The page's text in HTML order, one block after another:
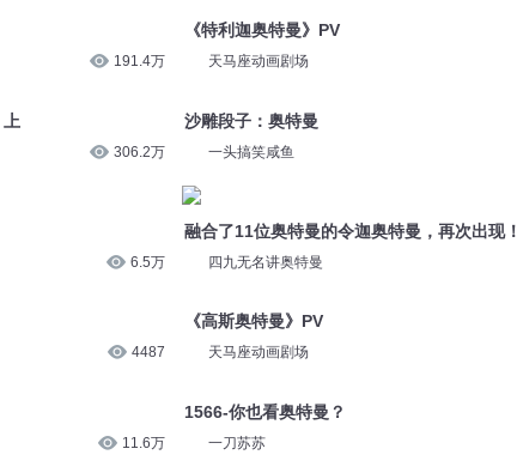
191.4万
306.2万
6.5万
4487
11.6万
《特利迦奥特曼》PV
天马座动画剧场
沙雕段子：奥特曼
一头搞笑咸鱼
融合了11位奥特曼的令迦奥特曼，再次出现！
四九无名讲奥特曼
《高斯奥特曼》PV
天马座动画剧场
1566-你也看奥特曼？
一刀苏苏